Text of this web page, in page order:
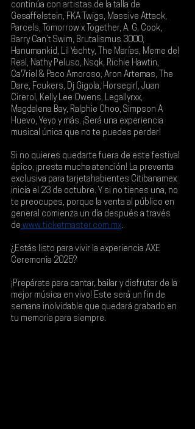
continúa con artistas de la talla de
Gesaffelstein, FKA Twigs, Massive Attack,
Parcels, Tomorrow x Together, A. G. Cook,
Barry Can’t Swim, Brutalismus 3000,
Hanumankid, Lil Yachty, The Marías, Meme del
Real, Nathy Peluso, Nsqk, Richie Hawtin,
Ca7riel & Paco Amoroso, Aron Artemas, The
Dare, Fcukers, Dj Gigola, Horsegirl, Juan
Cirerol, Kelly Lee Owens, Legallyrxx,
Magdalena Bay, Ralphie Choo, Simpson A
Huevo, Yeyo y más. ¡Será una experiencia
musical única que no te puedes perder!
Si no quieres quedarte fuera de este festival
épico, ¡presta mucha atención! La preventa
exclusiva para tarjetahabientes Citibanamex
inicia el 23 de octubre. Y si no tienes una, no
te preocupes, porque la venta al público en
general comienza un día después a través
de www.ticketmaster.com.mx.
¿Estás listo para vivir la experiencia AXE
Ceremonia 2025?
¡Prepárate para cantar, bailar y disfrutar de la
mejor música en vivo! Este será un fin de
semana inolvidable que quedará grabado en
tu memoria para siempre.